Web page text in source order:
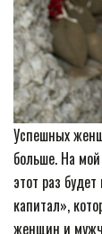
Успешных
больше. На
этот раз
капитал»,
женщин и